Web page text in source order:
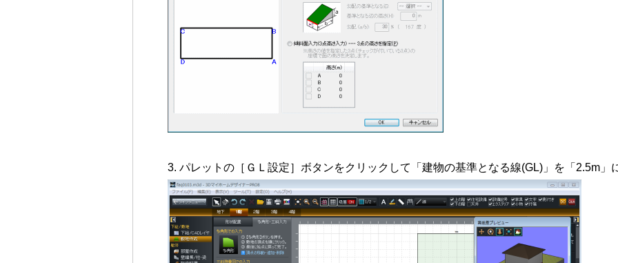
パレットの［ＧＬ設定］ボタンをクリックして「建物の基準となる線(GL)」を「2.5m」